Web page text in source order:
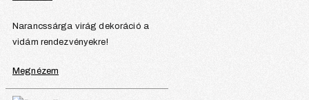
Narancssárga virág dekoráció a
vidám rendezvényekre!
Megnézem